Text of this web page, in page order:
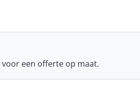
voor een offerte op maat.